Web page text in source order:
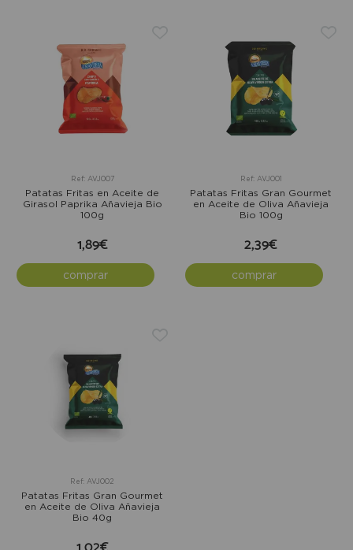
Ref: AVJ007
Patatas Fritas en Aceite de
Girasol Paprika Añavieja Bio
100g
1,89€
comprar
Ref: AVJ001
Patatas Fritas Gran Gourmet
en Aceite de Oliva Añavieja
Bio 100g
2,39€
comprar
Ref: AVJ002
Patatas Fritas Gran Gourmet
en Aceite de Oliva Añavieja
Bio 40g